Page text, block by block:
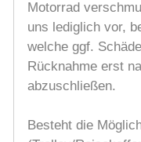
Motorrad
uns lediglich vor,
welche ggf.
Rücknahme erst
abzuschließen.
Besteht die